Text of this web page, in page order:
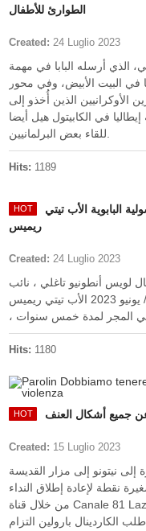
الطوارئ للأطفال
Created: 24 Luglio 2023
الذي أرسله البابا في مهمة
في البيت الأبيض، وفي محور
الأوكرانيين الذين أُخذو إلى
في الكابيتول هيل أيضا
Hits: 1189
البابوية الأب تيتي
ريميس
Created: 24 Luglio 2023
لويس أنطونيو تاغلي ، نائب
محافظ دائرة التبشير ، في 2 حزيران/ يونيو 2023 الأب تيتي ريميس ، SVD
Hits: 1180
عن جميع أشكال العنف
Created: 15 Luglio 2023
نيتونو إلى مزار القديسة
نقطة لإعادة إطلاق النداء
من خلال قناة Canale 81 Lazio من أجل إنقاذ القاصرين من مآسي
الكاردينال بارولين التزام